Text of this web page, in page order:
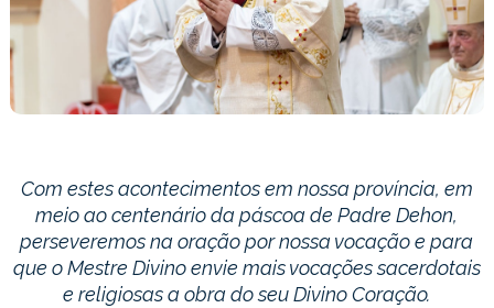
Com estes acontecimentos em nossa província, em
meio ao centenário da páscoa de Padre Dehon,
perseveremos na oração por nossa vocação e para
que o Mestre Divino envie mais vocações sacerdotais
e religiosas a obra do seu Divino Coração.